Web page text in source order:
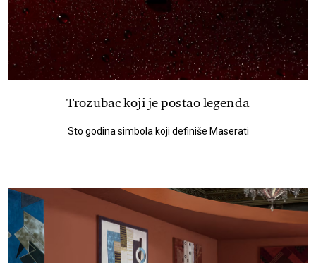
Trozubac koji je postao legenda
Sto godina simbola koji definiše Maserati